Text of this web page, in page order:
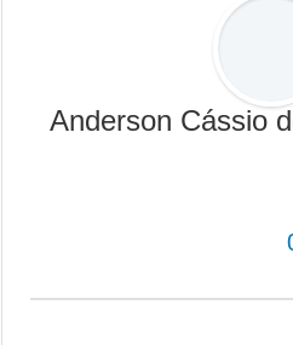
Anderson Cássio